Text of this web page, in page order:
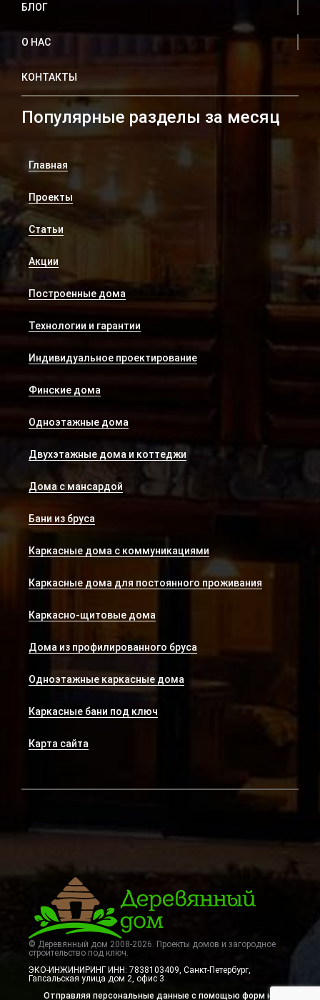
БЛОГ
О НАС
КОНТАКТЫ
Популярные разделы за месяц
Главная
Проекты
Статьи
Акции
Построенные дома
Технологии и гарантии
Индивидуальное проектирование
Финские дома
Одноэтажные дома
Двухэтажные дома и коттеджи
Дома с мансардой
Бани из бруса
Каркасные дома с коммуникациями
Каркасные дома для постоянного проживания
Каркасно-щитовые дома
Дома из профилированного бруса
Одноэтажные каркасные дома
Каркасные бани под ключ
Карта сайта
© Деревянный дом 2008-2026. Проекты домов и загородное
строительство под ключ.
ЭКО-ИНЖИНИРИНГ ИНН: 7838103409, Санкт-Петербург
Гапсальская улица дом 2, офис 3
Отправляя персональные данные с помощью форм на